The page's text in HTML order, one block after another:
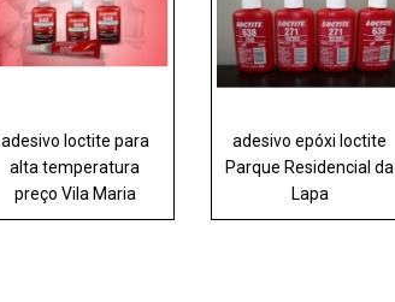
adesivo loctite para
alta temperatura
preço Vila Maria
adesivo epóxi loctite
Parque Residencial da
Lapa